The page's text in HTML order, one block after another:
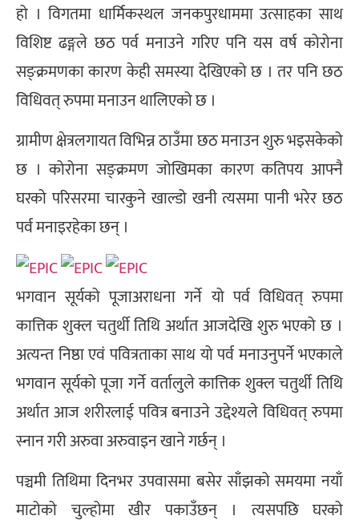
हो । विगतमा धार्मिकस्थल जनकपुरधाममा उत्साहका साथ
विशिष्ट ढङ्गले छठ पर्व मनाउने गरिए पनि यस वर्ष कोरोना
सङ्क्रमणका कारण केही समस्या देखिएको छ । तर पनि छठ
विधिवत् रुपमा मनाउन थालिएको छ ।
ग्रामीण क्षेत्रलगायत विभिन्न ठाउँमा छठ मनाउन शुरु भइसकेको
छ । कोरोना सङ्क्रमण जोखिमका कारण कतिपय आफ्नै
घरको परिसरमा चारकुने खाल्डो खनी त्यसमा पानी भरेर छठ
पर्व मनाइरहेका छन् ।
भगवान सूर्यको पूजाअराधना गर्ने यो पर्व विधिवत् रुपमा
कात्तिक शुक्ल चतुर्थी तिथि अर्थात आजदेखि शुरु भएको छ ।
अत्यन्त निष्ठा एवं पवित्रताका साथ यो पर्व मनाउनुपर्ने भएकाले
भगवान सूर्यको पूजा गर्ने वर्तालुले कात्तिक शुक्ल चतुर्थी तिथि
अर्थात आज शरीरलाई पवित्र बनाउने उद्देश्यले विधिवत् रुपमा
स्नान गरी अरुवा अरुवाइन खाने गर्छन् ।
पञ्चमी तिथिमा दिनभर उपवासमा बसेर साँझको समयमा नयाँ
माटोको चुल्होमा खीर पकाउँछन् । त्यसपछि घरको